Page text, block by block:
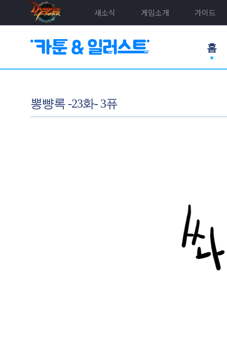
새소식 게임소개 가이드
홈
뽕뺭록 -23화- 3퓨